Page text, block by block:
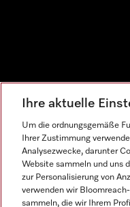
Ihre aktuelle
Um die ordnungsgemäße
Ihrer Zustimmung
Analysezwecke, darunter
Website sammeln und uns
zur Personalisierung von
verwenden wir
sammeln, die wir Ihrem